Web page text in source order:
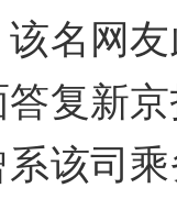
名网
复新
该司